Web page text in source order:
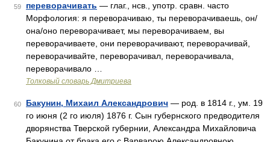
59 переворачивать — глаг., нсв., употр. сравн. часто
Морфология: я переворачиваю, ты переворачиваешь, он/
она/оно переворачивает, мы переворачиваем, вы
переворачиваете, они переворачивают, переворачивай,
переворачивайте, переворачивал, переворачивала,
переворачивало …
Толковый словарь Дмитриева
60 Бакунин, Михаил Александрович — род. в 1814 г., ум. 19
го июня (2 го июля) 1876 г. Сын губернского предводителя
дворянства Тверской губернии, Александра Михайловича